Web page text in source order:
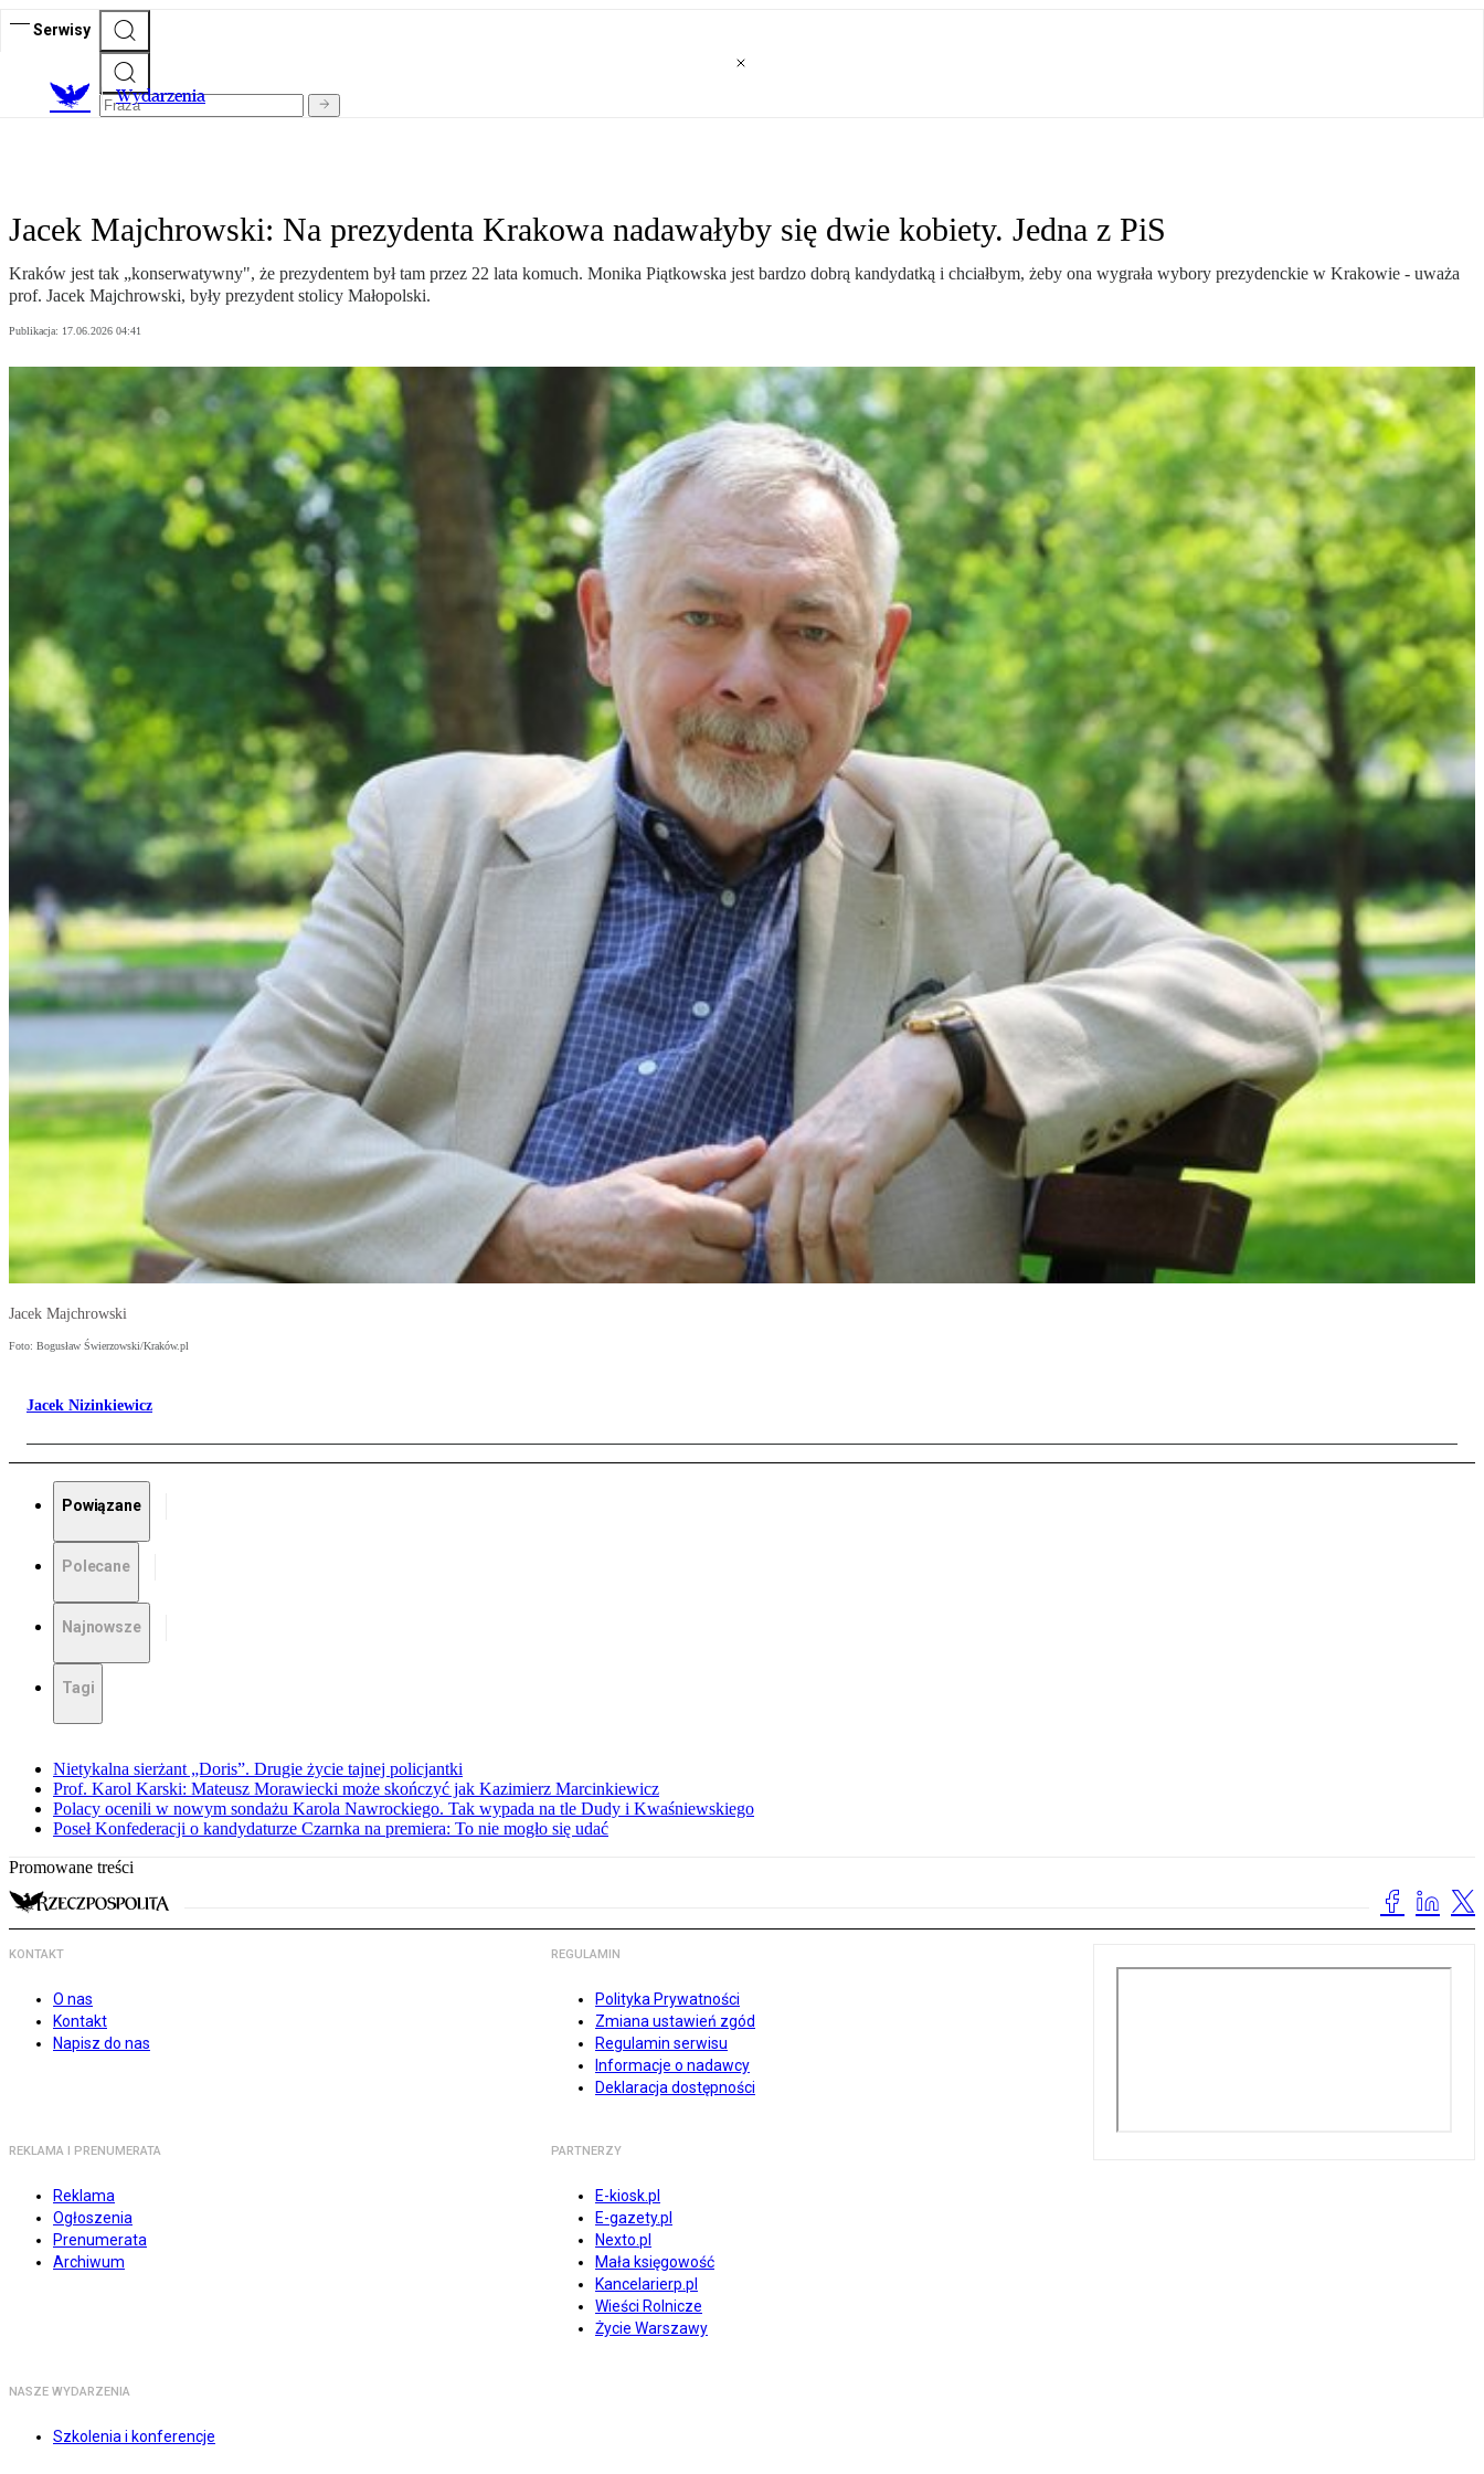
Serwisy
Wydarzenia
Jacek Majchrowski: Na prezydenta Krakowa nadawałyby się dwie kobiety. Jedna z PiS
Kraków jest tak „konserwatywny", że prezydentem był tam przez 22 lata komuch. Monika Piątkowska jest bardzo dobrą kandydatką i chciałbym, żeby ona wygrała wybory prezydenckie w Krakowie - uważa
prof. Jacek Majchrowski, były prezydent stolicy Małopolski.
Publikacja: 17.06.2026 04:41
Jacek Majchrowski
Foto: Bogusław Świerzowski/Kraków.pl
Jacek Nizinkiewicz
Powiązane
Polecane
Najnowsze
Tagi
Nietykalna sierżant „Doris”. Drugie życie tajnej policjantki
Prof. Karol Karski: Mateusz Morawiecki może skończyć jak Kazimierz Marcinkiewicz
Polacy ocenili w nowym sondażu Karola Nawrockiego. Tak wypada na tle Dudy i Kwaśniewskiego
Poseł Konfederacji o kandydaturze Czarnka na premiera: To nie mogło się udać
Promowane treści
KONTAKT
O nas
Kontakt
Napisz do nas
REGULAMIN
Polityka Prywatności
Zmiana ustawień zgód
Regulamin serwisu
Informacje o nadawcy
Deklaracja dostępności
REKLAMA I PRENUMERATA
Reklama
Ogłoszenia
Prenumerata
Archiwum
PARTNERZY
E-kiosk.pl
E-gazety.pl
Nexto.pl
Mała księgowość
Kancelarierp.pl
Wieści Rolnicze
Życie Warszawy
NASZE WYDARZENIA
Szkolenia i konferencje